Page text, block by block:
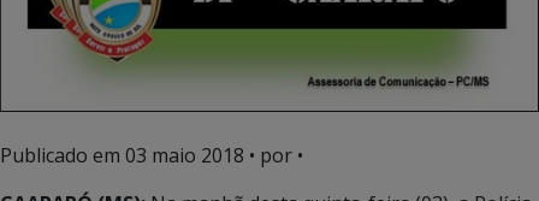
Publicado em 03 maio 2018 • por •